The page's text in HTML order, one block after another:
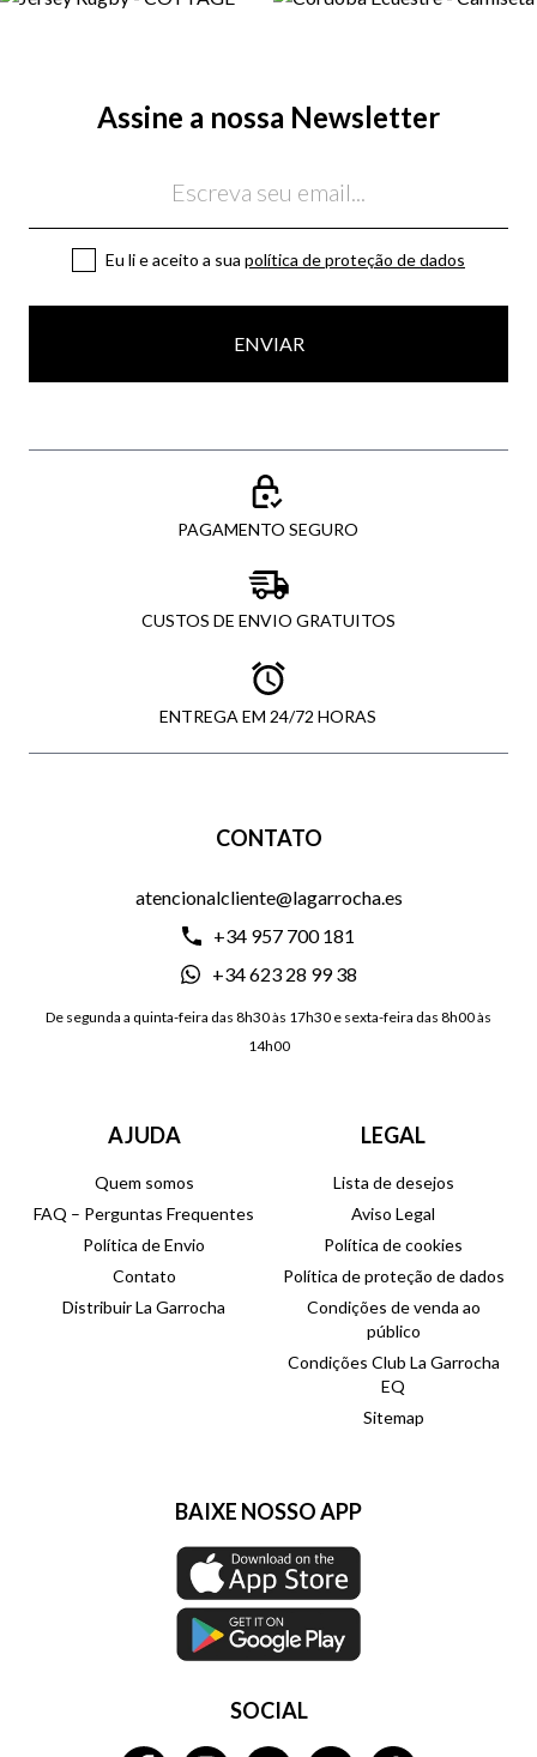
Assine a nossa Newsletter
Eu li e aceito a sua política de proteção de dados
ENVIAR
PAGAMENTO SEGURO
CUSTOS DE ENVIO GRATUITOS
ENTREGA EM 24/72 HORAS
CONTATO
atencionalcliente@lagarrocha.es
+34 957 700 181
+34 623 28 99 38
De segunda a quinta-feira das 8h30 às 17h30 e sexta-feira das 8h00 às
14h00
AJUDA
Quem somos
FAQ – Perguntas Frequentes
Política de Envio
Contato
Distribuir La Garrocha
LEGAL
Lista de desejos
Aviso Legal
Política de cookies
Política de proteção de dados
Condições de venda ao
público
Condições Club La Garrocha
EQ
Sitemap
BAIXE NOSSO APP
SOCIAL